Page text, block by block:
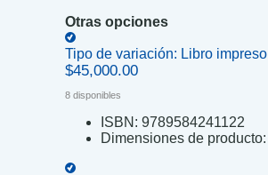
Otras opciones
Tipo de variación: Libro impreso
$45,000.00
8 disponibles
ISBN: 9789584241122
Dimensiones de producto: